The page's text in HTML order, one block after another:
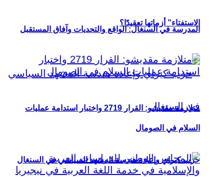
الاستفتاء” أزماتها تعقيدًا؟
حزب كيراي وإعادة هندسة المشهد السياسي في السنغال
المدرسة في السنغال: الواقع والتحديات وآفاق المستقبل
متلازمة مقديشو: القرار 2719 واختبار استدامة عمليات
السلام في الصومال